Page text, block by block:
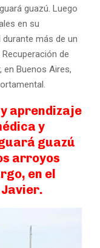
guazú. Luego
en su
más de un
de
en Buenos Aires,
aprendizaje
y
guazú
arroyos
en el